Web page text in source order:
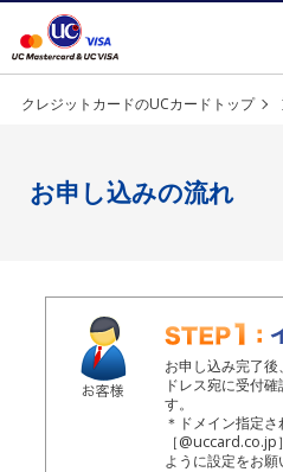
クレジットカード
クレジットカードのUCカードトップ
お申し込みの流れ
お申し込み完了
ドレス宛に受付
す。
＊ドメイン指定
［
ように設定をお願